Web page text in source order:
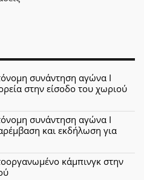
συνάντηση αγώνα Ι
στην είσοδο του χωριού
συνάντηση αγώνα Ι
και εκδήλωση για
κάμπινγκ στην